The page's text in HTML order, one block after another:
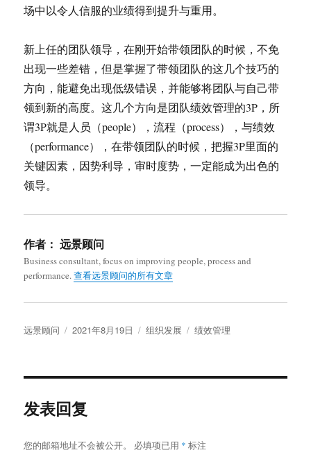
场中以令人信服的业绩得到提升与重用。
新上任的团队领导，在刚开始带领团队的时候，不免
出现一些差错，但是掌握了带领团队的这几个技巧的
方向，能避免出现低级错误，并能够将团队与自己带
领到新的高度。这几个方向是团队绩效管理的3P，所
谓3P就是人员（people），流程（process），与绩效
（performance），在带领团队的时候，把握3P里面的
关键因素，因势利导，审时度势，一定能成为出色的
领导。
作者： 远景顾问
Business consultant, focus on improving people, process and
performance.查看远景顾问的所有文章
作
远景顾问
发
2021年8月19日
分
组织发展
标
绩效管理
发表回复
您的邮箱地址不会被公开。 必填项已用 * 标注